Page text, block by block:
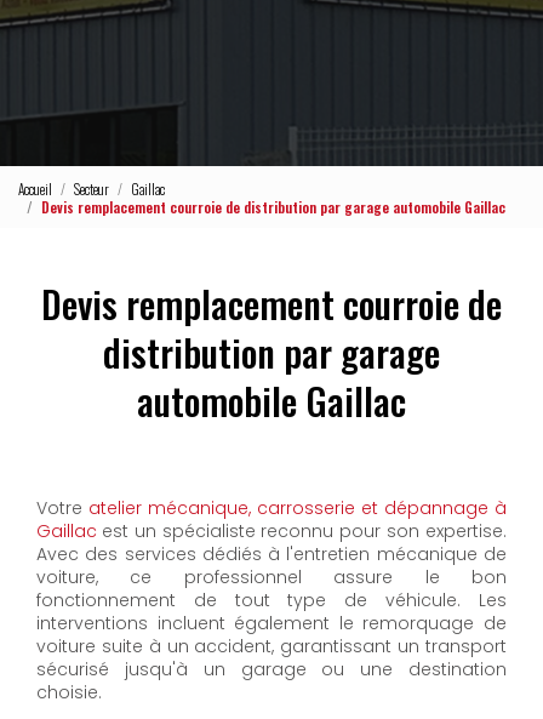
Accueil Secteur
Gaillac
Devis remplacement courroie de distribution par garage automobile Gaillac
Devis remplacement courroie de
distribution par garage
automobile Gaillac
Votre atelier mécanique, carrosserie et dépannage à
Gaillac est un spécialiste reconnu pour son expertise.
Avec des services dédiés à l'entretien mécanique de
voiture, ce professionnel assure le bon
fonctionnement de tout type de véhicule. Les
interventions incluent également le remorquage de
voiture suite à un accident, garantissant un transport
sécurisé jusqu'à un garage ou une destination
choisie.